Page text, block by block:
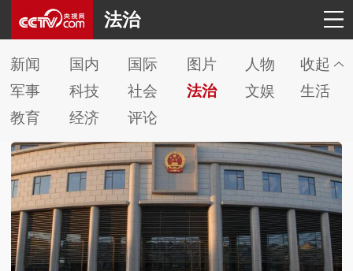
法治
新闻 国内 国际 图片 人物
收起
军事
科技 社会 法治 文娱
生活
教育
经济 评论